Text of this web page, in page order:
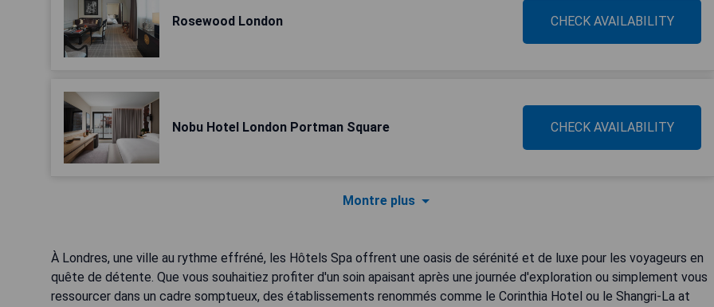
Rosewood London CHECK AVAILABILITY
Nobu Hotel London Portman Square CHECK AVAILABILITY
Montre plus
À Londres, une ville au rythme effréné, les Hôtels Spa offrent une oasis de sérénité et de luxe pour les voyageurs en
quête de détente. Que vous souhaitiez profiter d'un soin apaisant après une journée d'exploration ou simplement vous
ressourcer dans un cadre somptueux, des établissements renommés comme le Corinthia Hotel ou le Shangri-La at